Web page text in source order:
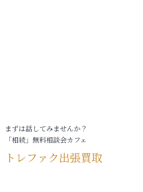
まずは話してみませんか？
「相続」無料相談会カフェ
トレファク出張買取